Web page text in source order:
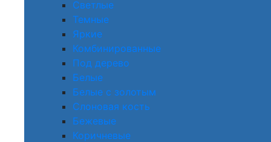
Светлые
Темные
Яркие
Комбинированные
Под дерево
Белые
Белые с золотым
Слоновая кость
Бежевые
Коричневые